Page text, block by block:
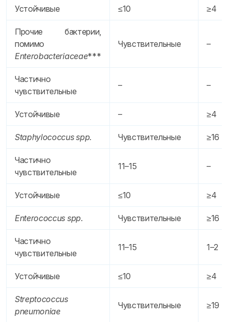
Устойчивые ≤10 ≥4
Прочие бактерии,
помимо
Enterobacteriaceae***
Чувствительные –
Частично
чувствительные
– –
Устойчивые – ≥4
Staphylococcus spp. Чувствительные ≥16
Частично
чувствительные
11–15 –
Устойчивые ≤10 ≥4
Enterococcus spp. Чувствительные ≥16
Частично
чувствительные
11–15 1–2
Устойчивые ≤10 ≥4
Streptococcus
pneumoniae
Чувствительные ≥19